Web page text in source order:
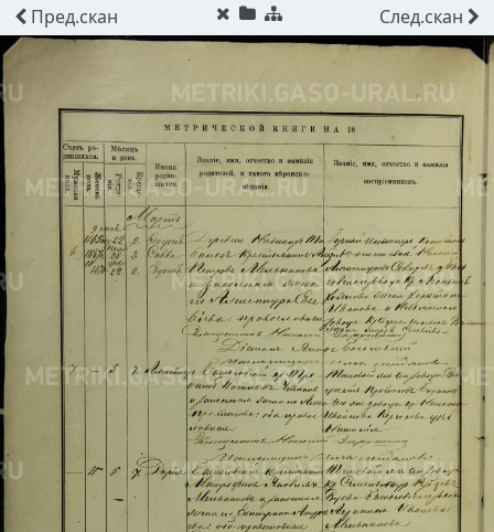
Пред.скан След.скан